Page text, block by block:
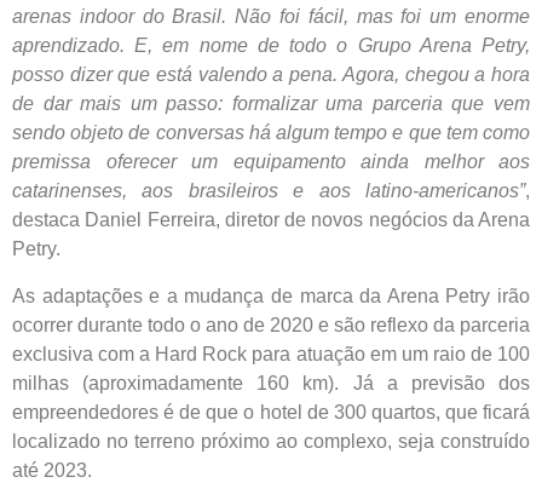
arenas indoor do Brasil. Não foi fácil, mas foi um enorme
aprendizado. E, em nome de todo o Grupo Arena Petry,
posso dizer que está valendo a pena. Agora, chegou a hora
de dar mais um passo: formalizar uma parceria que vem
sendo objeto de conversas há algum tempo e que tem como
premissa oferecer um equipamento ainda melhor aos
catarinenses, aos brasileiros e aos latino-americanos”,
destaca Daniel Ferreira, diretor de novos negócios da Arena
Petry.
As adaptações e a mudança de marca da Arena Petry irão
ocorrer durante todo o ano de 2020 e são reflexo da parceria
exclusiva com a Hard Rock para atuação em um raio de 100
milhas (aproximadamente 160 km). Já a previsão dos
empreendedores é de que o hotel de 300 quartos, que ficará
localizado no terreno próximo ao complexo, seja construído
até 2023.